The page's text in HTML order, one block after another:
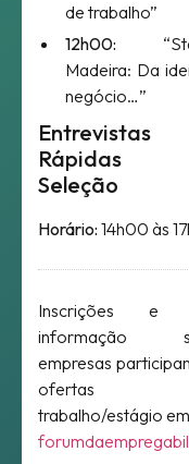
de trabalho”
12h00:
Madeira: Da
negócio…”
Entrevistas
Rápidas
Seleção
Horário: 14h00 às
Inscrições e
informação
empresas
ofertas
trabalho/estágio